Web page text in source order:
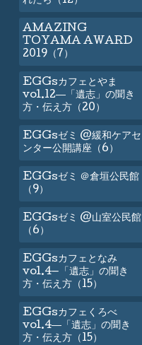
AMAZING
TOYAMA AWARD
2019（7）
EGGsカフェとやま
vol.12―「遺志」の聞き
方・伝え方（20）
EGGsゼミ @緩和ケアセ
ンター公開講座（6）
EGGsゼミ ＠倉垣公民館
（9）
EGGsゼミ @山室公民館
（6）
EGGsカフェとなみ
vol.4—「遺志」の聞き
方・伝え方（15）
EGGsカフェくろべ
vol.4―「遺志」の聞き
方・伝え方（15）